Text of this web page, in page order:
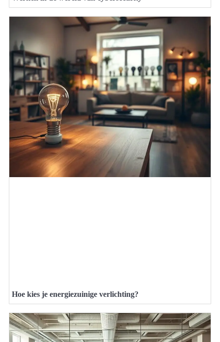
Hoe kies je energiezuinige verlichting?